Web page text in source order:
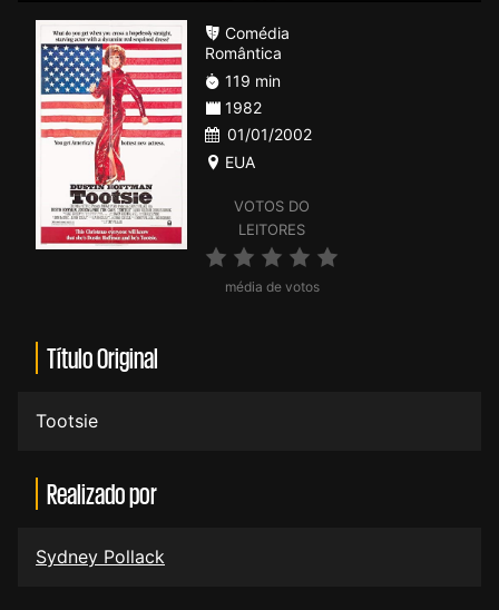
VOTOS DO
LEITORES
média de votos
Comédia
Romântica
119 min
1982
01/01/2002
EUA
Título Original
Tootsie
Realizado por
Sydney Pollack